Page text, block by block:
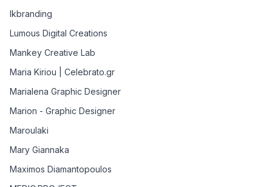
lkbranding
Lumous Digital Creations
Mankey Creative Lab
Maria Kiriou | Celebrato.gr
Marialena Graphic Designer
Marion - Graphic Designer
Maroulaki
Mary Giannaka
Maximos Diamantopoulos